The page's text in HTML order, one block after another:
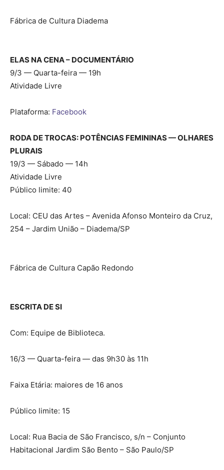
Fábrica de Cultura Diadema
ELAS NA CENA – DOCUMENTÁRIO
9/3 — Quarta-feira — 19h
Atividade Livre
Plataforma: Facebook
RODA DE TROCAS: POTÊNCIAS FEMININAS — OLHARES
PLURAIS
19/3 — Sábado — 14h
Atividade Livre
Público limite: 40
Local: CEU das Artes – Avenida Afonso Monteiro da Cruz,
254 – Jardim União – Diadema/SP
Fábrica de Cultura Capão Redondo
ESCRITA DE SI
Com: Equipe de Biblioteca.
16/3 — Quarta-feira — das 9h30 às 11h
Faixa Etária: maiores de 16 anos
Público limite: 15
Local: Rua Bacia de São Francisco, s/n – Conjunto
Habitacional Jardim São Bento – São Paulo/SP